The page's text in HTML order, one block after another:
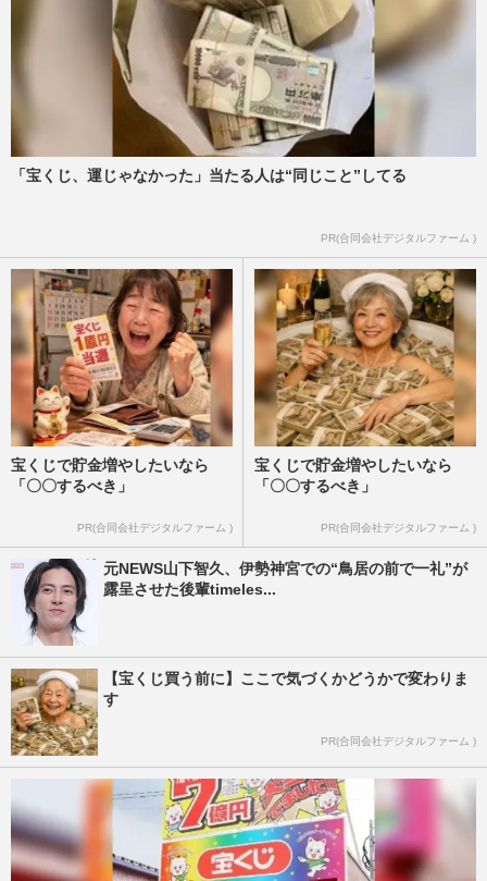
「宝くじ、運じゃなかった」当たる人は“同じこと”してる
PR(合同会社デジタルファーム )
宝くじで貯金増やしたいなら
「〇〇するべき」
PR(合同会社デジタルファーム )
宝くじで貯金増やしたいなら
「〇〇するべき」
PR(合同会社デジタルファーム )
元NEWS山下智久、伊勢神宮での“鳥居の前で一礼”が
露呈させた後輩timeles...
【宝くじ買う前に】ここで気づくかどうかで変わりま
す
PR(合同会社デジタルファーム )